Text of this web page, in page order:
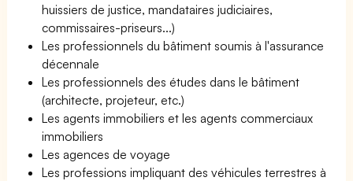
huissiers de justice, mandataires judiciaires,
commissaires-priseurs...)
Les professionnels du bâtiment soumis à l'assurance
décennale
Les professionnels des études dans le bâtiment
(architecte, projeteur, etc.)
Les agents immobiliers et les agents commerciaux
immobiliers
Les agences de voyage
Les professions impliquant des véhicules terrestres à